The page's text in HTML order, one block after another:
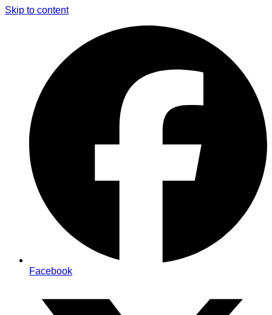
Skip to content
Facebook